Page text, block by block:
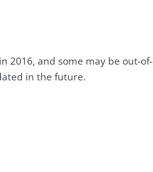
2016, and some may be out-of-
in the future.